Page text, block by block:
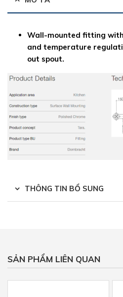
Wall-mounted fitting
and temperature
out spout.
THÔNG TIN BỔ SUNG
SẢN PHẨM LIÊN QUAN